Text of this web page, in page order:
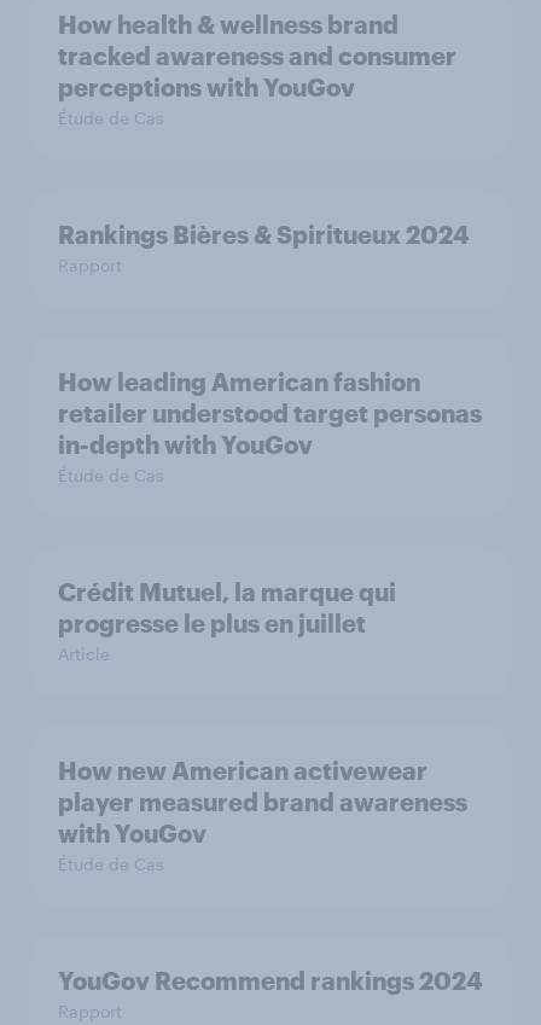
How health & wellness brand
tracked awareness and consumer
perceptions with YouGov
Étude de Cas
Rankings Bières & Spiritueux 2024
Rapport
How leading American fashion
retailer understood target personas
in-depth with YouGov
Étude de Cas
Crédit Mutuel, la marque qui
progresse le plus en juillet
Article
How new American activewear
player measured brand awareness
with YouGov
Étude de Cas
YouGov Recommend rankings 2024
Rapport